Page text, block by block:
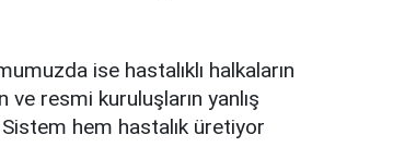
ise hastalıklı halkaların
resmi kuruluşların yanlış
hem hastalık üretiyor